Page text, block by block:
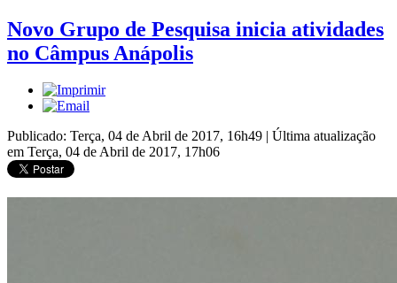
Novo Grupo de Pesquisa inicia atividades
no Câmpus Anápolis
Publicado: Terça, 04 de Abril de 2017, 16h49 | Última atualização
em Terça, 04 de Abril de 2017, 17h06